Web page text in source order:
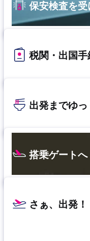
保安検査を受
税関・出国手
出発までゆっ
搭乗ゲートへ
さぁ、出発！